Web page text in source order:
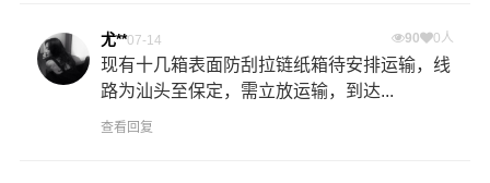
尤**07-14 90 0人
现有十几箱表面防刮拉链纸箱待安排运输，线
路为汕头至保定，需立放运输，到达...
查看回复